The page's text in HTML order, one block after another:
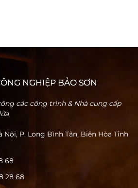
NGHIỆP BẢO SƠN
các công trình & Nhà cung cấp
Nội, P. Long Bình Tân, Biên Hòa Tỉnh
68
28 68